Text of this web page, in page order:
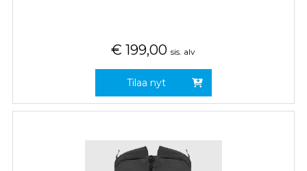
€ 199,00 sis. alv
Tilaa nyt